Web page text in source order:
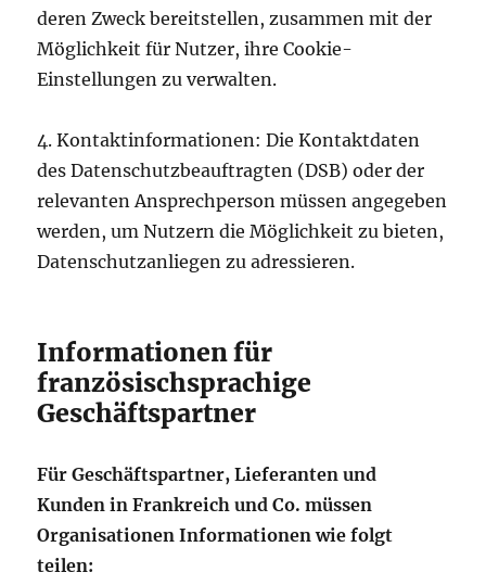
deren Zweck bereitstellen, zusammen mit der
Möglichkeit für Nutzer, ihre Cookie-
Einstellungen zu verwalten.
4. Kontaktinformationen: Die Kontaktdaten
des Datenschutzbeauftragten (DSB) oder der
relevanten Ansprechperson müssen angegeben
werden, um Nutzern die Möglichkeit zu bieten,
Datenschutzanliegen zu adressieren.
Informationen für
französischsprachige
Geschäftspartner
Für Geschäftspartner, Lieferanten und
Kunden in Frankreich und Co. müssen
Organisationen Informationen wie folgt
teilen: